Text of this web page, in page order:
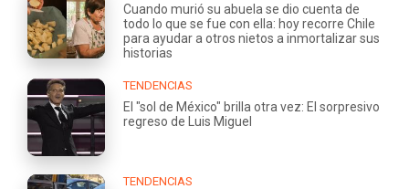
Cuando murió su abuela se dio cuenta de
todo lo que se fue con ella: hoy recorre Chile
para ayudar a otros nietos a inmortalizar sus
historias
TENDENCIAS
El "sol de México" brilla otra vez: El sorpresivo
regreso de Luis Miguel
TENDENCIAS